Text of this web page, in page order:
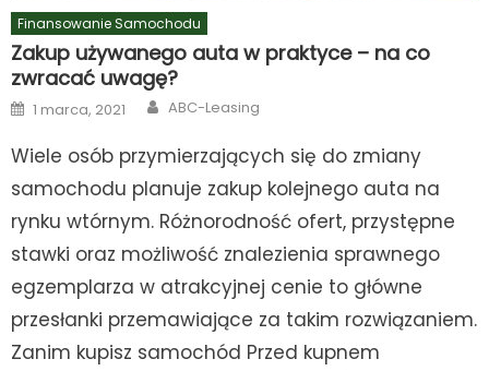
Finansowanie Samochodu
Zakup używanego auta w praktyce – na co
zwracać uwagę?
Posted
on
1 marca, 2021 Author
ABC-Leasing
Wiele osób przymierzających się do zmiany
samochodu planuje zakup kolejnego auta na
rynku wtórnym. Różnorodność ofert, przystępne
stawki oraz możliwość znalezienia sprawnego
egzemplarza w atrakcyjnej cenie to główne
przesłanki przemawiające za takim rozwiązaniem.
Zanim kupisz samochód Przed kupnem